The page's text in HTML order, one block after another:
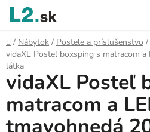
Prejsť
obsah
Domov
/ Nábytok / Postele a príslušenstvo /
vidaXL Posteľ boxsping s matracom
látka
vidaXL Posteľ
matracom a